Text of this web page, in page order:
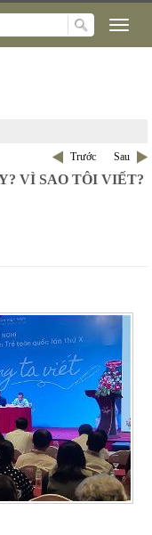
Trước Sau
VÌ SAO TÔI VIẾT?